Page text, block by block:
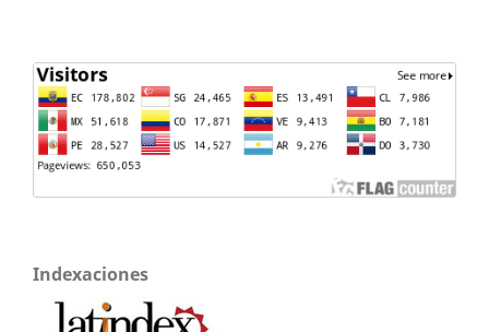
Indexaciones